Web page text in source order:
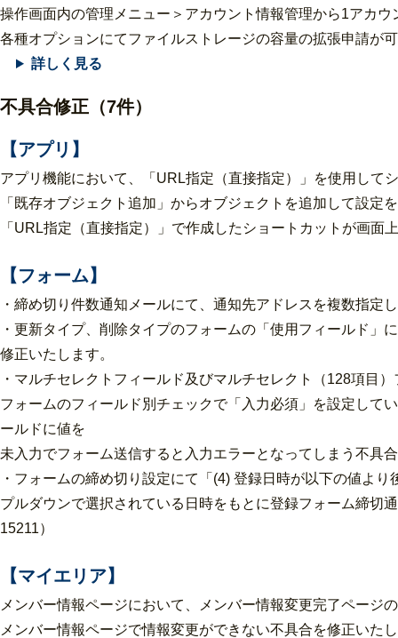
操作画面内の管理メニュー＞アカウント情報管理から1アカ
各種オプションにてファイルストレージの容量の拡張申請が
詳しく見る
不具合修正（7件）
【アプリ】
アプリ機能において、「URL指定（直接指定）」を使用して
「既存オブジェクト追加」からオブジェクトを追加して設定
「URL指定（直接指定）」で作成したショートカットが画
【フォーム】
・締め切り件数通知メールにて、通知先アドレスを複数指
・更新タイプ、削除タイプのフォームの「使用フィールド
修正いたします。
・マルチセレクトフィールド及びマルチセレクト（128項目
フォームのフィールド別チェックで「入力必須」を設定して
ールドに値を
未入力でフォーム送信すると入力エラーとなってしまう不具
・フォームの締め切り設定にて「(4) 登録日時が以下の値よ
プルダウンで選択されている日時をもとに登録フォーム締切
15211）
【マイエリア】
メンバー情報ページにおいて、メンバー情報変更完了ページ
メンバー情報ページで情報変更ができない不具合を修正いた